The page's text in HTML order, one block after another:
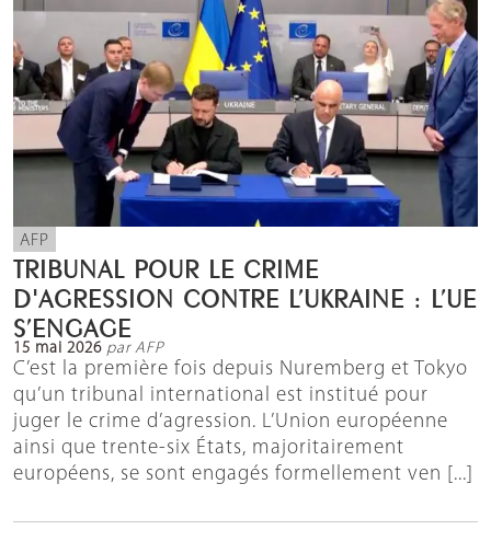
AFP
TRIBUNAL POUR LE CRIME
D'AGRESSION CONTRE L’UKRAINE : L’UE
S’ENGAGE
15 mai 2026 par AFP
C’est la première fois depuis Nuremberg et Tokyo
qu’un tribunal international est institué pour
juger le crime d’agression. L’Union européenne
ainsi que trente-six États, majoritairement
européens, se sont engagés formellement ven [...]